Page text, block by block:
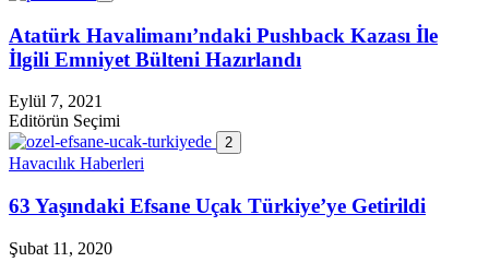
Atatürk Havalimanı’ndaki Pushback Kazası İle
İlgili Emniyet Bülteni Hazırlandı
Eylül 7, 2021
Editörün Seçimi
2
Havacılık Haberleri
63 Yaşındaki Efsane Uçak Türkiye’ye Getirildi
Şubat 11, 2020